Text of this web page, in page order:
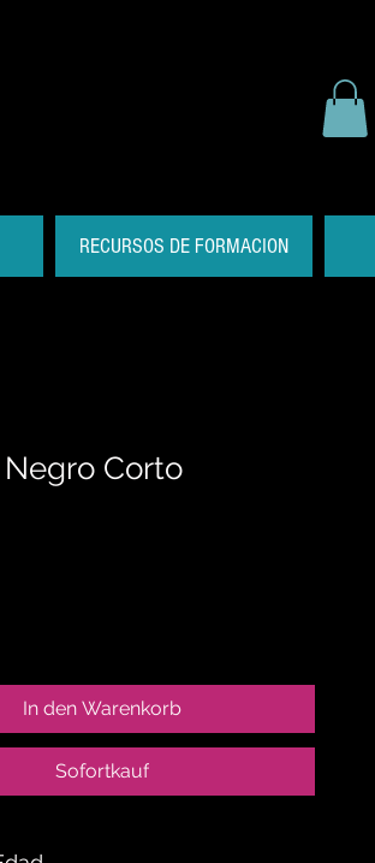
RECURSOS DE FORMACION
Corto
In den Warenkorb
Sofortkauf